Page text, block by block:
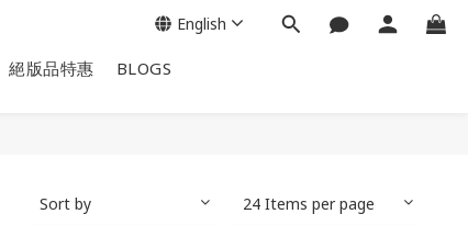
絕版品特惠 BLOGS
English
Sort by 24 Items per page